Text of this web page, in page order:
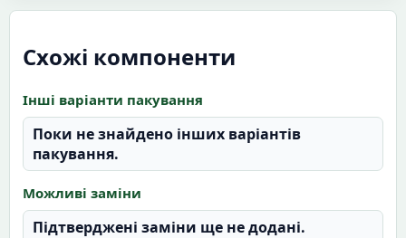
Схожі компоненти
Інші варіанти пакування
Поки не знайдено інших варіантів
пакування.
Можливі заміни
Підтверджені заміни ще не додані.